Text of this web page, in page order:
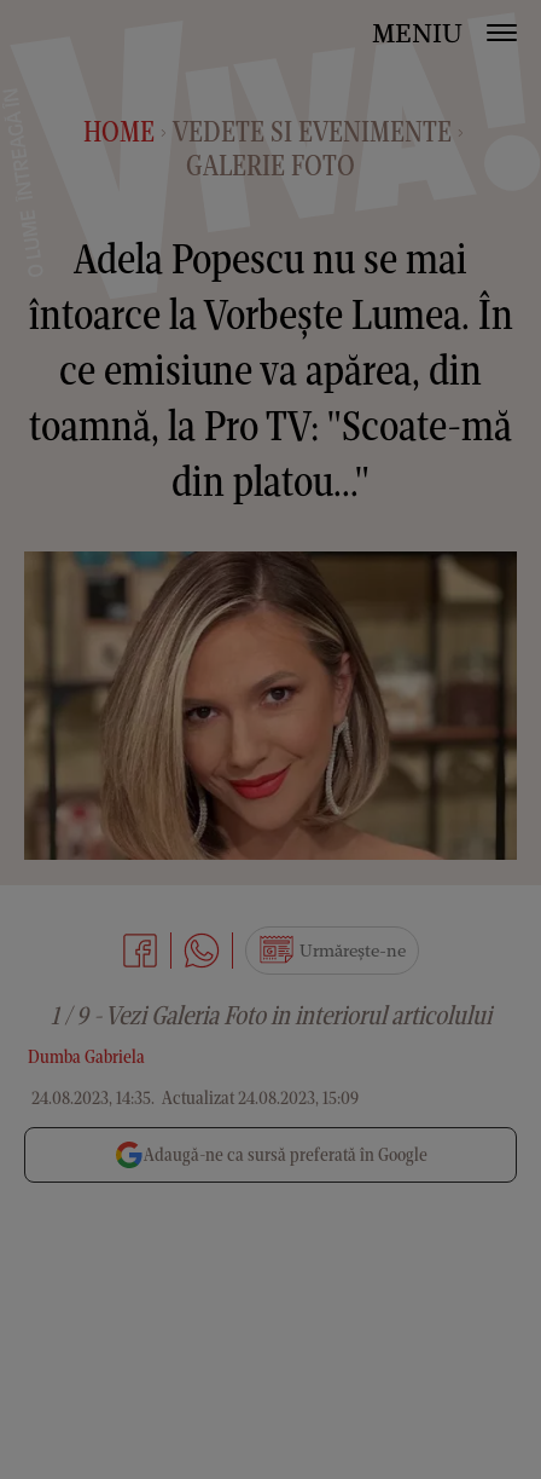
MENIU
HOME > VEDETE SI EVENIMENTE >
GALERIE FOTO
Adela Popescu nu se mai
întoarce la Vorbește Lumea. În
ce emisiune va apărea, din
toamnă, la Pro TV: "Scoate-mă
din platou..."
Dumba Gabriela
24.08.2023, 14:35. Actualizat 24.08.2023, 15:09
Urmărește-ne
1 / 9 - Vezi Galeria Foto in interiorul articolului
Adaugă-ne ca sursă preferată în Google